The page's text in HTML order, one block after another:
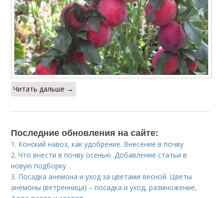
Читать дальше →
Последние обновления на сайте:
1. Конский навоз, как удобрение. Внесение в почву
2.Что внести в почву осенью. Добавление статьи в
новую подборку
3. Посадка анемона и уход за цветами весной. Цветы
анемоны (ветренница) – посадка и уход, размножение,